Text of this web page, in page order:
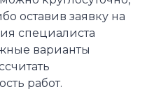
оставив заявку на
специалиста
варианты
работ.